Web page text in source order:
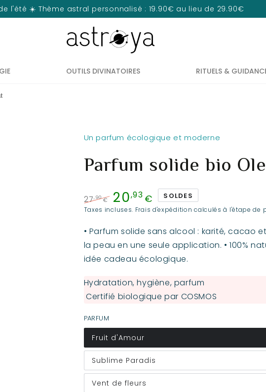
l'été ☀️ Thème astral personnalisé : 19.90€ au lieu de 29.90€
OUTILS DIVINATOIRES RITUELS &
Un parfum écologique et moderne
Parfum solide bio
Prix
27,90 €
Prix
vente
20,93 € SOLDES
Taxes incluses. Frais d'expédition calculés à l'étape de
• Parfum solide sans alcool : karité, cacao
la peau en une seule application. • 100%
idée cadeau écologique.
Hydratation, hygiène, parfum
Certifié biologique par COSMOS
PARFUM
Fruit d'Amour
Sublime Paradis
Vent de fleurs